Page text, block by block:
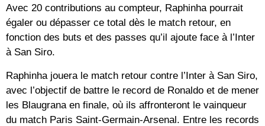
Avec 20 contributions au compteur, Raphinha pourrait
égaler ou dépasser ce total dès le match retour, en
fonction des buts et des passes qu’il ajoute face à l’Inter
à San Siro.
Raphinha jouera le match retour contre l’Inter à San Siro,
avec l’objectif de battre le record de Ronaldo et de mener
les Blaugrana en finale, où ils affronteront le vainqueur
du match Paris Saint-Germain-Arsenal. Entre les records